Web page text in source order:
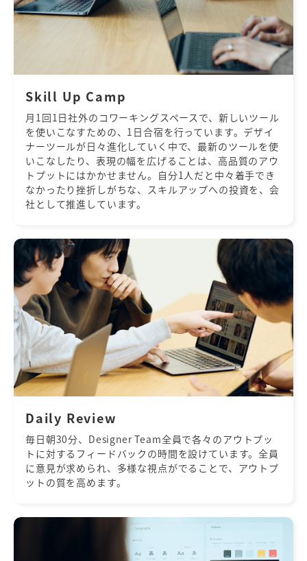
Skill Up Camp
月1回1日社外のコワーキングスペースで、新しいツール
を使いこなすための、1日合宿を行っています。デザイ
ナーツールが日々進化していく中で、最新のツールを使
いこなしたり、表現の幅を広げることは、高品質のアウ
トプットにはかかせません。自分1人だと中々着手でき
なかったり挫折しがちな、スキルアップへの投資を、会
社として推進しています。
Daily Review
毎日朝30分、Designer Team全員で各々のアウトプッ
トに対するフィードバックの時間を設けています。全員
に意見が求められ、多様な視点がでることで、アウトプ
ットの質を高めます。